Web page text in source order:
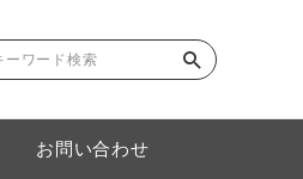
お問い合わせ